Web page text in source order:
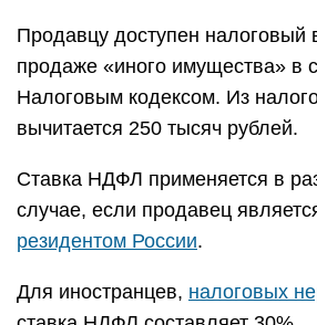
Продавцу доступен налоговый
продаже «иного имущества» в
Налоговым кодексом. Из
вычитается 250 тысяч рублей.
Ставка НДФЛ применяется в
случае, если продавец
резидентом России.
Для иностранцев, налоговых